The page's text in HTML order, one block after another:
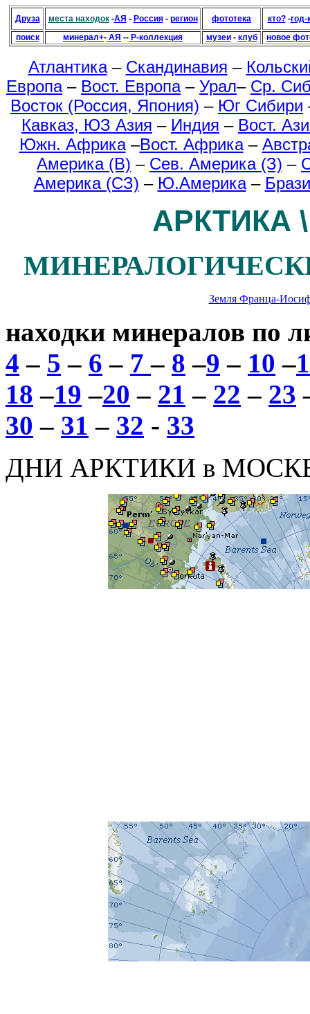
Друза места находок-АЯ - Россия - регион фототека кто?-год-
поиск
минерал+- АЯ -- Р-коллекция музеи- клуб новое
Атлантика– Скандинавия –
Европа– Вост. Европа– Урал– Ср.
Восток (Россия, Япония) – Юг Сибири
Кавказ, ЮЗ Азия – Индия – Вост.
Южн. Африка–Вост. Африка–
Америка (В) – Сев. Америка (З) –
Америка (СЗ) – Ю.Америка–
АРКТИКА
Земля Франца-
находки минералов по
4 – 5 – 6 – 7– 8 –9 – 10 –
18 –19 –20 – 21 – 22 – 23
30 – 31 – 32 - 33
ДНИ АРКТИКИ в